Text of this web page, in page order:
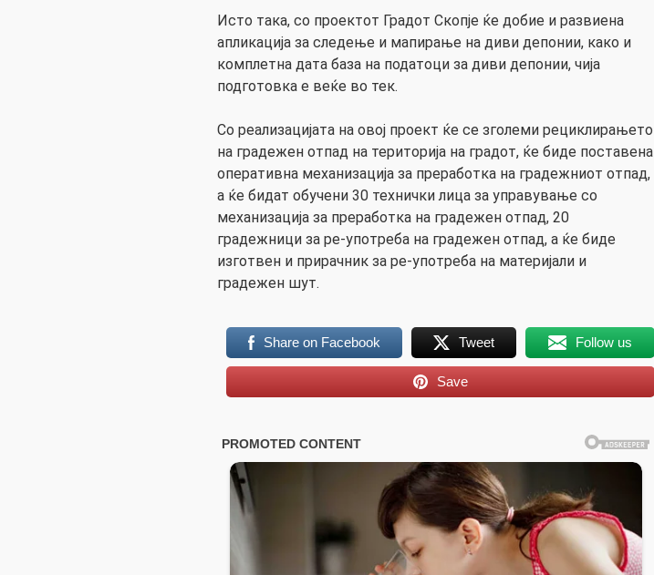
Исто така, со проектот Градот Скопје ќе добие и развиена
апликација за следење и мапирање на диви депонии, како и
комплетна дата база на податоци за диви депонии, чија
подготовка е веќе во тек.
Со реализацијата на овој проект ќе се зголеми рециклирањето
на градежен отпад на територија на градот, ќе биде поставена
оперативна механизација за преработка на градежниот отпад,
а ќе бидат обучени 30 технички лица за управување со
механизација за преработка на градежен отпад, 20
градежници за ре-употреба на градежен отпад, а ќе биде
изготвен и прирачник за ре-употреба на материјали и
градежен шут.
Share on Facebook Tweet Follow us
Save